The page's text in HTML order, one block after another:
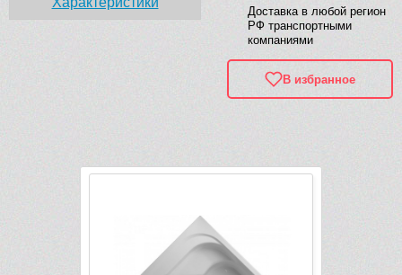
Доставка в любой регион
РФ транспортными
компаниями
В избранное